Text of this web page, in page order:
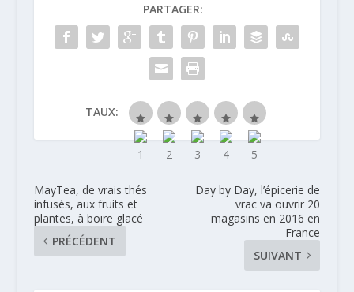
PARTAGER:
TAUX:
MayTea, de vrais thés
infusés, aux fruits et
plantes, à boire glacé
PRÉCÉDENT
Day by Day, l’épicerie de
vrac va ouvrir 20
magasins en 2016 en
France
SUIVANT